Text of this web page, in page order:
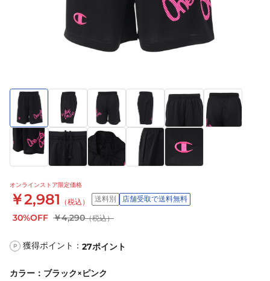
オンラインストア限定価格
￥2,981 （税込） 送料別 店舗受取で送料無料
30%OFF ￥4,290（税込）
P 獲得ポイント： 27ポイント
カラー ： ブラック×ピンク